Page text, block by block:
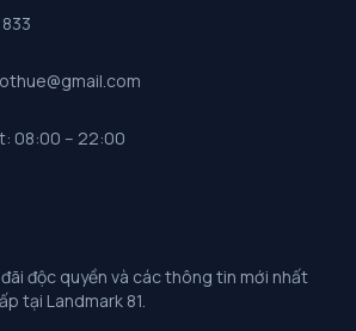
08:00 – 22:00
độc quyền và các thông tin mới nhất
tại Landmark 81.